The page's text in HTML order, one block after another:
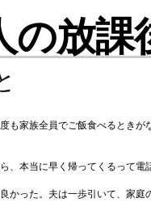
の放課
も家族全員でご飯食べるとき
、本当に早く帰ってくるって
かった。夫は一歩引いて、家